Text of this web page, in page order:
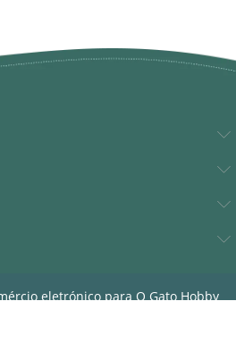
eletrónico para O Gato Hobby